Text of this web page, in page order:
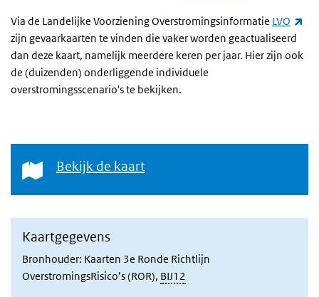
Via de Landelijke Voorziening Overstromingsinformatie LVO
zijn gevaarkaarten te vinden die vaker worden geactualiseerd
dan deze kaart, namelijk meerdere keren per jaar. Hier zijn ook
de (duizenden) onderliggende individuele
overstromingsscenario's te bekijken.
Bekijk de kaart
Bekijk de kaart
Kaartgegevens
Bronhouder: Kaarten 3e Ronde Richtlijn
OverstromingsRisico’s (ROR), BIJ12